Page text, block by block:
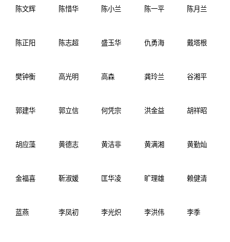
陈文辉 陈惜华 陈小兰 陈一平 陈月兰
陈正阳 陈志超 盛玉华 仇勇海 戴塔根
樊钟衡 高光明 高森 龚玲兰 谷湘平
郭建华 郭立信 何凭宗 洪金益 胡祥昭
胡应藻 黄德志 黄洁非 黄满湘 黄勤灿
金福喜 靳淑媛 匡华凌 旷理雄 赖健清
蓝燕 李凤初 李光炽 李洪伟 李季